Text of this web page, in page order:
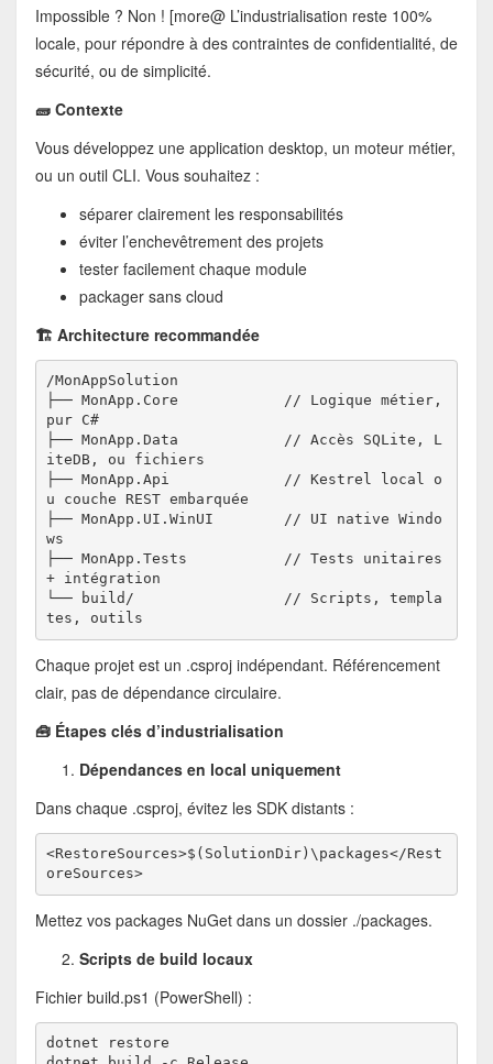
Impossible ? Non ! [more@ L’industrialisation reste 100%
locale, pour répondre à des contraintes de confidentialité, de
sécurité, ou de simplicité.
🧱 Contexte
Vous développez une application desktop, un moteur métier,
ou un outil CLI. Vous souhaitez :
séparer clairement les responsabilités
éviter l’enchevêtrement des projets
tester facilement chaque module
packager sans cloud
🏗️ Architecture recommandée
/MonAppSolution
├── MonApp.Core            // Logique métier,
pur C#
├── MonApp.Data            // Accès SQLite, L
iteDB, ou fichiers
├── MonApp.Api             // Kestrel local o
u couche REST embarquée
├── MonApp.UI.WinUI        // UI native Windo
ws
├── MonApp.Tests           // Tests unitaires
+ intégration
└── build/                 // Scripts, templa
tes, outils
Chaque projet est un .csproj indépendant. Référencement
clair, pas de dépendance circulaire.
🧰 Étapes clés d’industrialisation
Dépendances en local uniquement
Dans chaque .csproj, évitez les SDK distants :
<RestoreSources>$(SolutionDir)\packages</Rest
oreSources>
Mettez vos packages NuGet dans un dossier ./packages.
Scripts de build locaux
Fichier build.ps1 (PowerShell) :
dotnet restore